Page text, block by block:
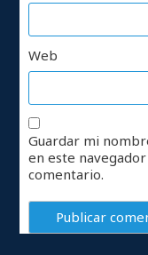
Web
Guardar mi
en este
comentario.